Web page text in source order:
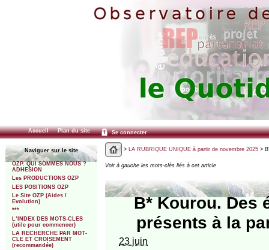
Accueil Plan du site Se connecter
Naviguer sur le site
OZP. QUI SOMMES NOUS ?
ADHESION
Les PRODUCTIONS OZP
LES POSITIONS OZP
Le Site OZP (Aides /
Evolution)
***
L’INDEX DES MOTS-CLES
(utile pour commencer)
LA RECHERCHE PAR MOT-
CLE ET CROISEMENT
(recommandée)
> LA RUBRIQUE UNIQUE à partir de novembre 2025>
Voir à gauche les mots-clés liés à cet article
B* Kourou. Des
présents à la
23 juin